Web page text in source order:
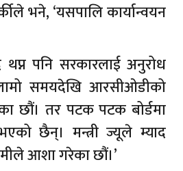
भने, ‘यसपालि कार्यान्वयन
पनि सरकारलाई अनुरोध
समयदेखि आरसीओडीको
छौं। तर पटक पटक बोर्डमा
छैन्। मन्त्री ज्यूले म्याद
आशा गरेका छौं।’